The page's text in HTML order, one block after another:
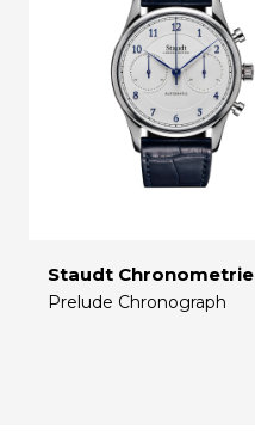
Staudt Chronometrie
Prelude Chronograph